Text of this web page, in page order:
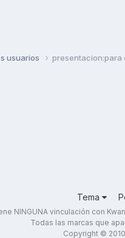
usuarios presentacion:para
Tema
NINGUNA vinculación con
Todas las marcas que
Copyright ©